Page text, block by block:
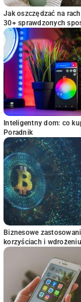
Jak oszczędzać na
30+ sprawdzonych
Inteligentny dom: co
Poradnik
Biznesowe
korzyściach i wdrożeniu